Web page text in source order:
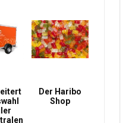
Der Haribo
Shop